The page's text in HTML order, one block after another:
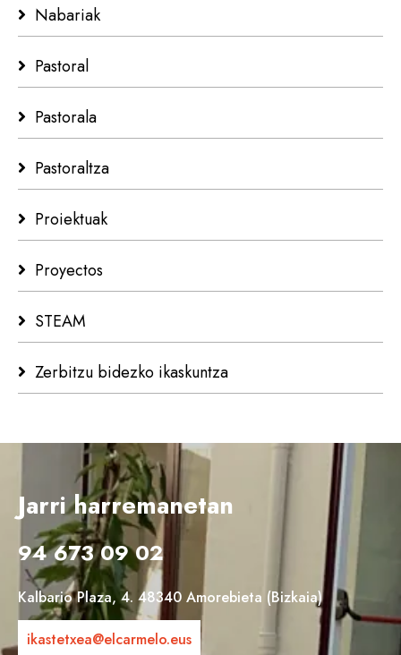
Nabariak
Pastoral
Pastorala
Pastoraltza
Proiektuak
Proyectos
STEAM
Zerbitzu bidezko ikaskuntza
Jarri harremanetan
94 673 09 02
Kalbario Plaza, 4. 48340 Amorebieta (Bizkaia)
ikastetxea@elcarmelo.eus